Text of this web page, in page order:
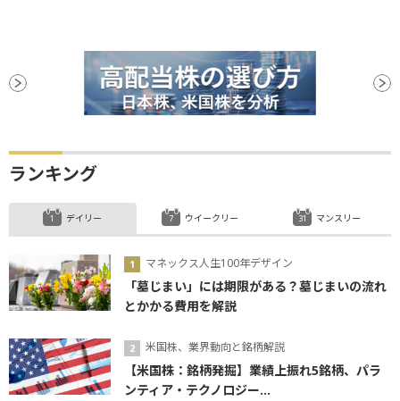
ランキング
デイリー
マネックス人生100年デザイン
「墓じまい」には期限がある？墓じまいの流れ
とかかる費用を解説
米国株、業界動向と銘柄解説
【米国株：銘柄発掘】業績上振れ5銘柄、パラ
ンティア・テクノロジー...
ウイークリー マンスリー